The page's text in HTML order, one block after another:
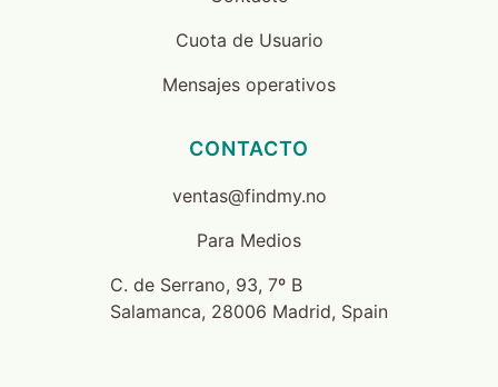
Cuota de Usuario
Mensajes operativos
CONTACTO
ventas@findmy.no
Para Medios
C. de Serrano, 93, 7º B
Salamanca, 28006 Madrid, Spain